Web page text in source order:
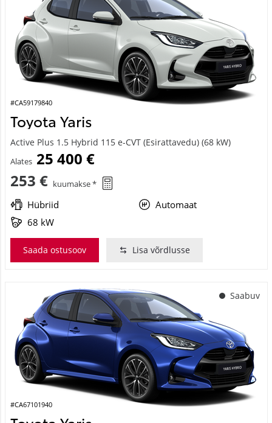
#CA59179840
Toyota Yaris
Active Plus 1.5 Hybrid 115 e-CVT (Esirattavedu) (68 kW)
Alates 25 400 €
253 € kuumakse *
Hübriid
Automaat
68 kW
Saada ostusoov Lisa võrdlusse
Saabuv
#CA67101940